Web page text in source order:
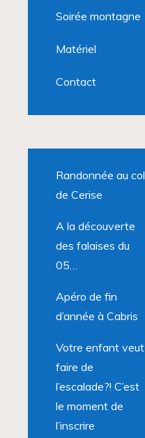
Soirée montagne
Matériel
Contact
Randonnée au col
de Cerise
A la découverte
des falaises du
05…
Apéro de fin
d’année à Cabris
Votre enfant veut
faire de
l’escalade?! C’est
le moment de
l’inscrire